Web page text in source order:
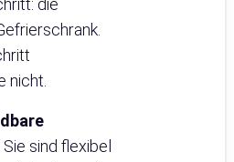
nicht.
Sie sind flexibel